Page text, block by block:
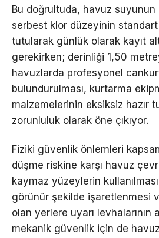
Bu doğrultuda, havuz suyunun
serbest klor düzeyinin standart
tutularak günlük olarak kayıt
gerekirken; derinliği 1,50
havuzlarda profesyonel
bulundurulması, kurtarma
malzemelerinin eksiksiz hazır
zorunluluk olarak öne çıkıyor.
Fiziki güvenlik önlemleri
düşme riskine karşı havuz
kaymaz yüzeylerin
görünür şekilde işaretlenmesi
olan yerlere uyarı levhalarının
mekanik güvenlik için de